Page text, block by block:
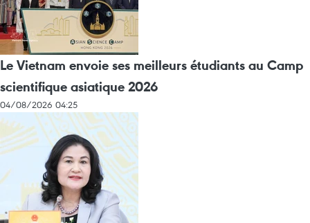
Le Vietnam envoie ses meilleurs étudiants au Camp
scientifique asiatique 2026
04/08/2026 04:25